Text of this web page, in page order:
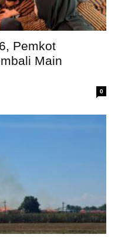
Pemkot
Main
0